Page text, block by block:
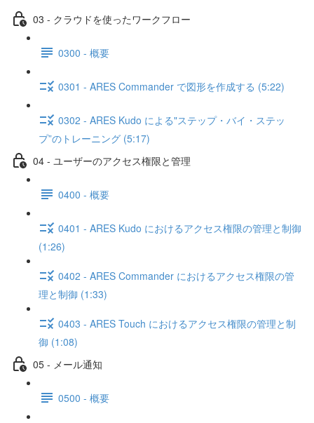
03 - クラウドを使ったワークフロー
0300 - 概要
0301 - ARES Commander で図形を作成する (5:22)
0302 - ARES Kudo による"ステップ・バイ・ステッ
プ”のトレーニング (5:17)
04 - ユーザーのアクセス権限と管理
0400 - 概要
0401 - ARES Kudo におけるアクセス権限の管理と制御
(1:26)
0402 - ARES Commander におけるアクセス権限の管
理と制御 (1:33)
0403 - ARES Touch におけるアクセス権限の管理と制
御 (1:08)
05 - メール通知
0500 - 概要